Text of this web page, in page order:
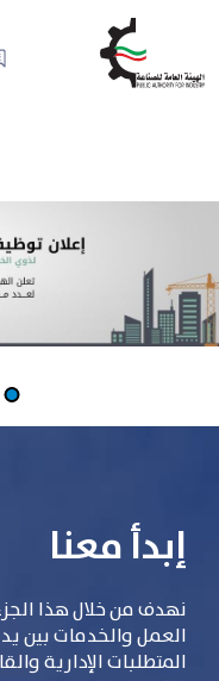
إبدأ معنا
نهدف من خلال هذا
العمل والخدمات بين
المتطلبات الإدارية